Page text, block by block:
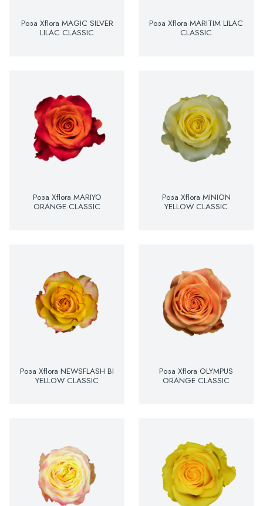
Роза Xflora MAGIC SILVER
LILAC CLASSIC
Роза Xflora MARITIM LILAC
CLASSIC
Роза Xflora MARIYO
ORANGE CLASSIC
Роза Xflora MINION
YELLOW CLASSIC
Роза Xflora NEWSFLASH BI
YELLOW CLASSIC
Роза Xflora OLYMPUS
ORANGE CLASSIC